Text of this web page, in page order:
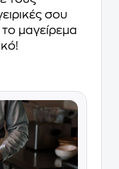
σου
το μαγείρεμα